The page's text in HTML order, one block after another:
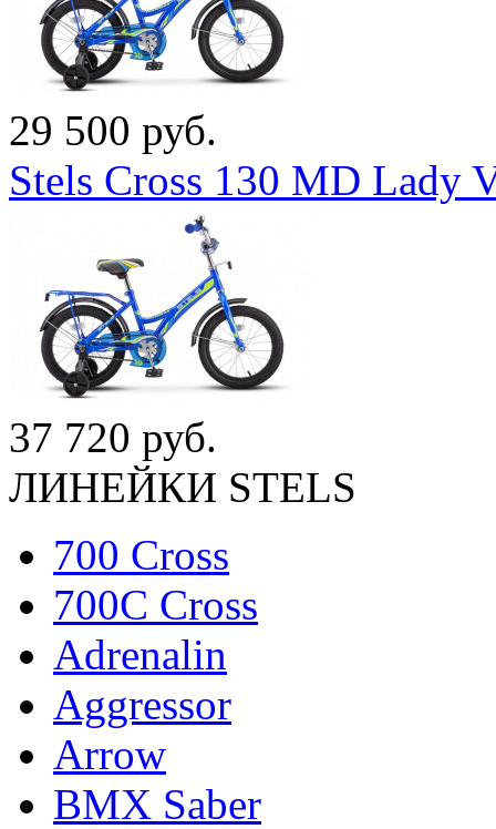
29 500 руб.
Stels Cross 130 MD Lady
37 720 руб.
ЛИНЕЙКИ STELS
700 Cross
700C Cross
Adrenalin
Aggressor
Arrow
BMX Saber